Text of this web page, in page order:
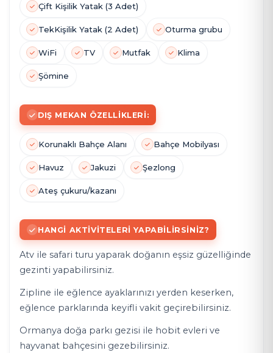
Çift Kişilik Yatak (3 Adet)
TekKişilik Yatak (2 Adet) Oturma grubu
WiFi TV Mutfak Klima
Şömine
DIŞ MEKAN ÖZELLIKLERI:
Korunaklı Bahçe Alanı Bahçe Mobilyası
Havuz Jakuzi Şezlong
Ateş çukuru/kazanı
HANGI AKTIVITELERI YAPABILIRSINIZ?
Atv ile safari turu yaparak doğanın eşsiz güzelliğinde
gezinti yapabilirsiniz.
Zipline ile eğlence ayaklarınızı yerden keserken,
eğlence parklarında keyifli vakit geçirebilirsiniz.
Ormanya doğa parkı gezisi ile hobit evleri ve
hayvanat bahçesini gezebilirsiniz.